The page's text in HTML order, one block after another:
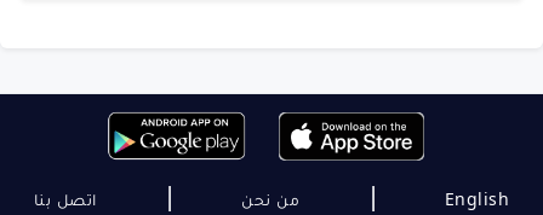
English
| من نحن | اتصل بنا